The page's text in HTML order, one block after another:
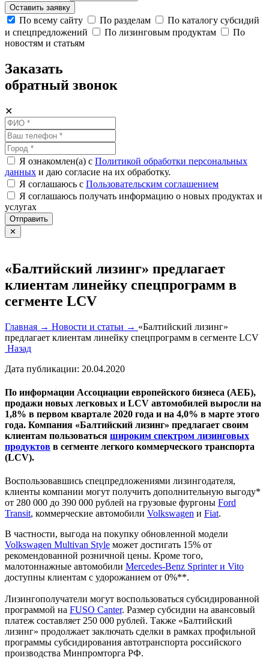
Оставить заявку
По всему сайту По разделам
По каталогу субсидий
и спецпредложений
По лизинговым продуктам
По
новостям и статьям
Заказать
обратный звонок
✕
Я ознакомлен(а) с Политикой обработки персональных
данных и даю согласие на их обработку.
Я соглашаюсь c Пользовательским соглашением
Я соглашаюсь получать информацию о новых продуктах и
услугах
Отправить
✕
«Балтийский лизинг» предлагает
клиентам линейку спецпрограмм в
сегменте LCV
Главная → Новости и статьи → «Балтийский лизинг»
предлагает клиентам линейку спецпрограмм в сегменте LCV
Назад
Дата публикации: 20.04.2020
По информации Ассоциации европейского бизнеса (АЕБ),
продажи новых легковых и LCV автомобилей выросли на
1,8% в первом квартале 2020 года и на 4,0% в марте этого
года. Компания «Балтийский лизинг» предлагает своим
клиентам пользоваться широким спектром лизинговых
продуктов в сегменте легкого коммерческого транспорта
(LCV).
Воспользовавшись спецпредложениями лизингодателя,
клиенты компании могут получить дополнительную выгоду*
от 280 000 до 390 000 рублей на грузовые фургоны Ford
Transit, коммерческие автомобили Volkswagen и Fiat.
В частности, выгода на покупку обновленной модели
Volkswagen Multivan Style может достигать 15% от
рекомендованной розничной цены. Кроме того,
малотоннажные автомобили Mercedes-Benz Sprinter и Vito
доступны клиентам с удорожанием от 0%**.
Лизингополучатели могут воспользоваться субсидированной
программой на FUSO Canter. Размер субсидии на авансовый
платеж составляет 250 000 рублей. Также «Балтийский
лизинг» продолжает заключать сделки в рамках профильной
программы субсидирования автотранспорта российского
производства Минпромторга РФ.